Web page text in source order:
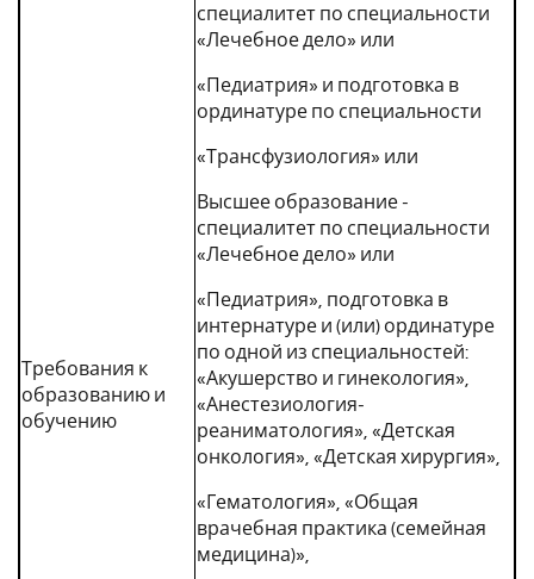
Требования к
образованию и
обучению
специалитет по специальности
«Лечебное дело» или
«Педиатрия» и подготовка в
ординатуре по специальности
«Трансфузиология» или
Высшее образование -
специалитет по специальности
«Лечебное дело» или
«Педиатрия», подготовка в
интернатуре и (или) ординатуре
по одной из специальностей:
«Акушерство и гинекология»,
«Анестезиология-
реаниматология», «Детская
онкология», «Детская хирургия»,
«Гематология», «Общая
врачебная практика (семейная
медицина)»,